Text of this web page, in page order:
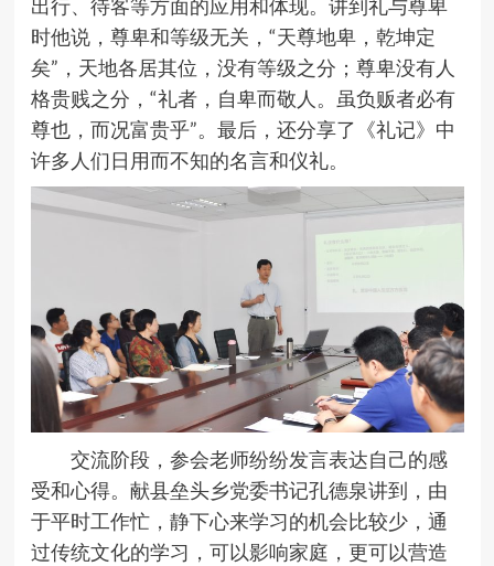
出行、待客等方面的应用和体现。讲到礼与尊卑
时他说，尊卑和等级无关，“天尊地卑，乾坤定
矣”，天地各居其位，没有等级之分；尊卑没有人
格贵贱之分，“礼者，自卑而敬人。虽负贩者必有
尊也，而况富贵乎”。最后，还分享了《礼记》中
许多人们日用而不知的名言和仪礼。
交流阶段，参会老师纷纷发言表达自己的感
受和心得。献县垒头乡党委书记孔德泉讲到，由
于平时工作忙，静下心来学习的机会比较少，通
过传统文化的学习，可以影响家庭，更可以营造